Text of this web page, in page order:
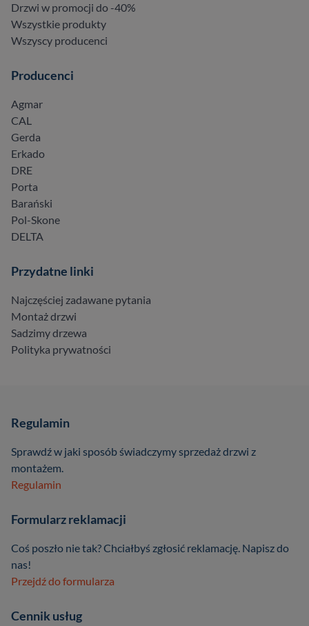
Drzwi w promocji do -40%
Wszystkie produkty
Wszyscy producenci
Producenci
Agmar
CAL
Gerda
Erkado
DRE
Porta
Barański
Pol-Skone
DELTA
Przydatne linki
Najczęściej zadawane pytania
Montaż drzwi
Sadzimy drzewa
Polityka prywatności
Regulamin
Sprawdź w jaki sposób świadczymy sprzedaż drzwi z
montażem.
Regulamin
Formularz reklamacji
Coś poszło nie tak? Chciałbyś zgłosić reklamację. Napisz do
nas!
Przejdź do formularza
Cennik usług